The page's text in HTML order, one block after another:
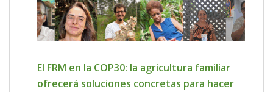
El FRM en la COP30: la agricultura familiar
ofrecerá soluciones concretas para hacer